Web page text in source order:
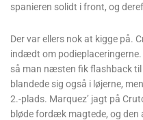
spanieren solidt i front, og
Der var ellers nok at kigge på.
indædt om
så man næsten fik flashback
blandede sig også i løjerne,
2.-plads. Marquez’ jagt på
bløde fordæk magtede, og den